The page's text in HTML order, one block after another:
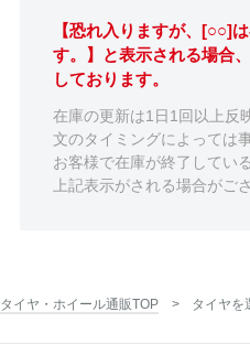
【恐れ入りますが、[○○]
す。】と表示される場合
しております。
在庫の更新は1日1回以上反
文のタイミングによっては
お客様で在庫が終了してい
上記表示がされる場合がご
タイヤ・ホイール通販TOP タイヤを